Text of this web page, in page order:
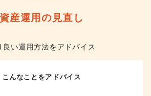
資産運用の見直し
良い運用方法をアドバイス
こんなことをアドバイス